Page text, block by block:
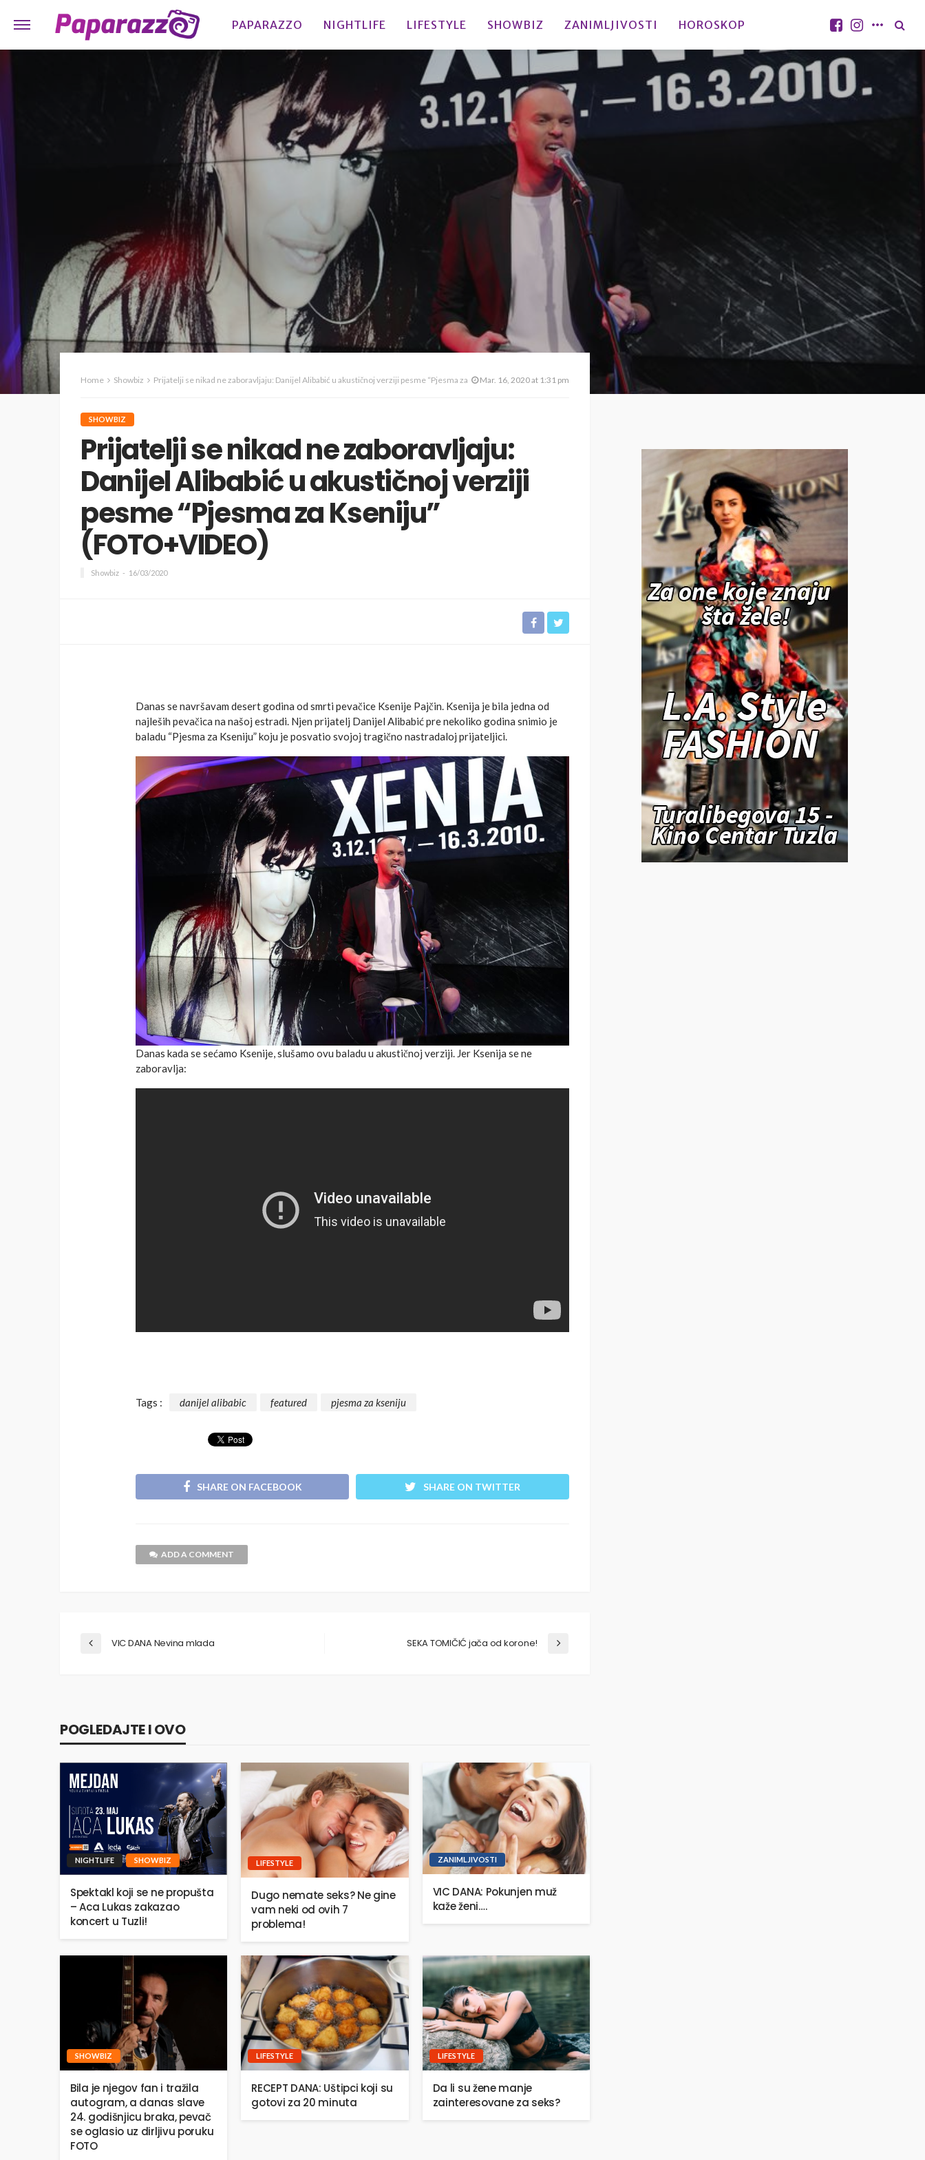
PAPARAZZO NIGHTLIFE LIFESTYLE SHOWBIZ ZANIMLJIVOSTI HOROSKOP
Home Showbiz Prijatelji se nikad ne zaboravljaju: Danijel Alibabić u akustičnoj verziji pesme “Pjesma za Kseniju” (FOTO+VIDEO)
Mar. 16, 2020 at 1:31 pm
SHOWBIZ
Prijatelji se nikad ne zaboravljaju:
Danijel Alibabić u akustičnoj verziji
pesme “Pjesma za Kseniju”
(FOTO+VIDEO)
Showbiz 16/03/2020
Danas se navršavam desert godina od smrti pevačice Ksenije Pajčin. Ksenija je bila jedna od
najleših pevačica na našoj estradi. Njen prijatelj Danijel Alibabić pre nekoliko godina snimio je
baladu “Pjesma za Kseniju” koju je posvatio svojoj tragično nastradaloj prijateljici.
Danas kada se sećamo Ksenije, slušamo ovu baladu u akustičnoj verziji. Jer Ksenija se ne
zaboravlja:
Tags : danijel alibabic featured pjesma za kseniju
SHARE ON FACEBOOK SHARE ON TWITTER
ADD A COMMENT
VIC DANA Nevina mlada SEKA TOMIČIĆ jača od korone!
POGLEDAJTE I OVO
NIGHTLIFE SHOWBIZ
Spektakl koji se ne propušta
– Aca Lukas zakazao
koncert u Tuzli!
LIFESTYLE
Dugo nemate seks? Ne gine
vam neki od ovih 7
problema!
ZANIMLJIVOSTI
VIC DANA: Pokunjen muž
kaže ženi….
SHOWBIZ
Bila je njegov fan i tražila
autogram, a danas slave
24. godišnjicu braka, pevač
se oglasio uz dirljivu poruku
FOTO
LIFESTYLE
RECEPT DANA: Uštipci koji su
gotovi za 20 minuta
LIFESTYLE
Da li su žene manje
zainteresovane za seks?